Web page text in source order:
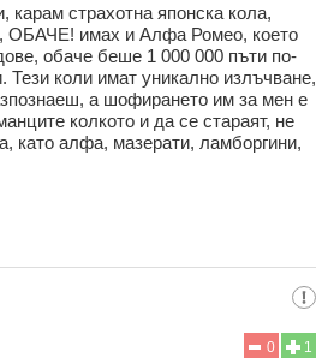
карам страхотна японска кола,
ОБАЧЕ! имах и Алфа Ромео, което
обаче беше 1 000 000 пъти по-
Тези коли имат уникално излъчване,
а шофирането им за мен е
колкото и да се стараят, не
като алфа, мазерати, ламборгини,
1
0